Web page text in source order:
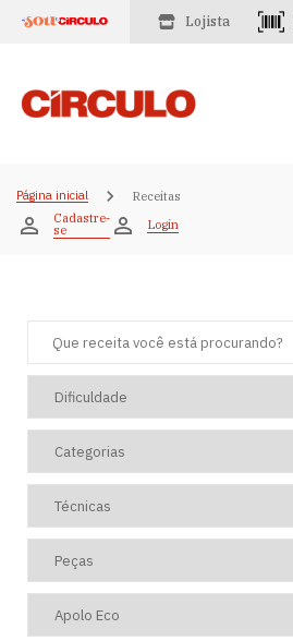
Lojista
Página inicial
Receitas
Cadastre-
se Login